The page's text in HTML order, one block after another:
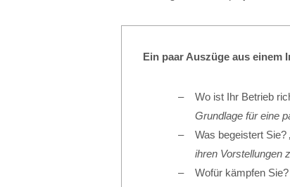
Ein paar Auszüge aus einem
Wo ist Ihr Betrieb
Grundlage für eine
Was begeistert Sie?
ihren Vorstellungen
Wofür kämpfen Sie?